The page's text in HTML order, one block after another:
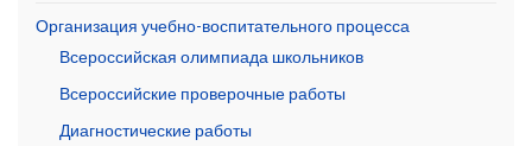
Организация учебно-воспитательного процесса
Всероссийская олимпиада школьников
Всероссийские проверочные работы
Диагностические работы